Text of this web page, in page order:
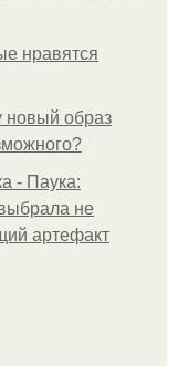
нравятся
новый образ
- Паука:
не
артефакт